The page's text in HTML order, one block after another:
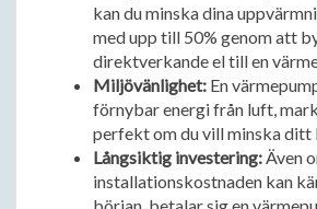
kan du minska dina
med upp till 50% genom att
direktverkande el till en
Miljövänlighet: En
förnybar energi från luft,
perfekt om du vill minska
Långsiktig investering:Även
installationskostnaden kan